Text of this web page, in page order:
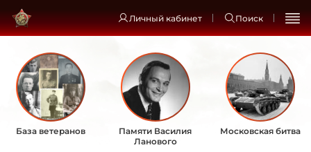
Личный кабинет Поиск
База ветеранов
Памяти Василия
Ланового
Московская битва